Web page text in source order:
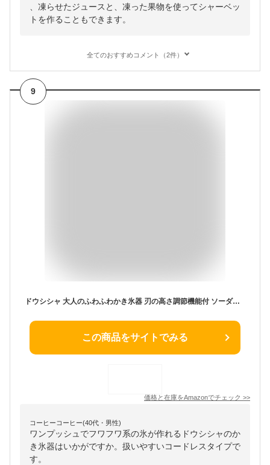
、凍らせたジュースと、凍った果物を使ってシャーベッ
トを作ることもできます。
全てのおすすめコメント（2件）
9
ドウシシャ 大人のふわふわかき氷器 刃の高さ調節機能付 ソーダグリーン DHIS-20SGR
この商品をサイトでみる
価格と在庫をAmazonでチェック >>
コーヒーコーヒー(40代・男性)
ワンプッシュでフワフワ系の氷が作れるドウシシャのか
き氷器はいかがですか。扱いやすいコードレスタイプで
す。